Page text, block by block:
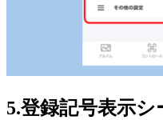
5.登録記号表示